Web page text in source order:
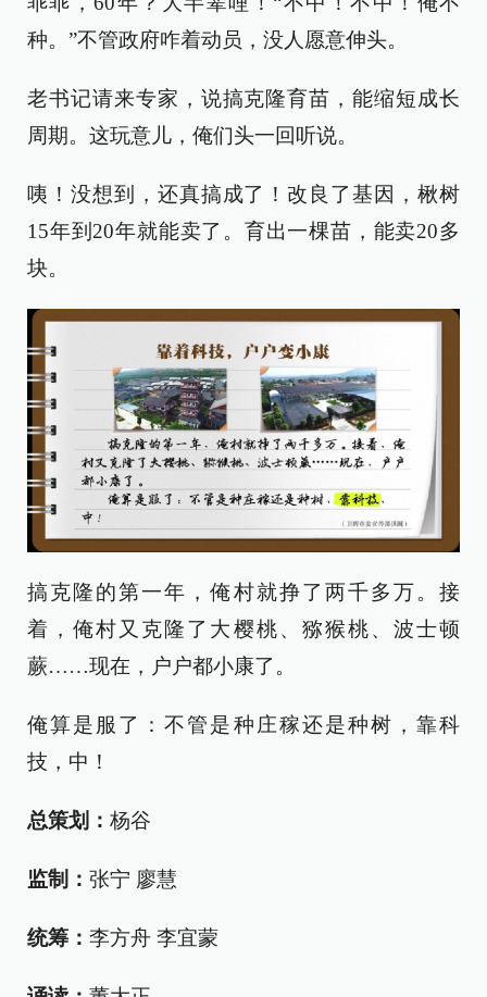
种。”不管政府咋着动员，没人愿意伸头。
老书记请来专家，说搞克隆育苗，能缩短成长
周期。这玩意儿，俺们头一回听说。
咦！没想到，还真搞成了！改良了基因，楸树
15年到20年就能卖了。育出一棵苗，能卖20多
块。
搞克隆的第一年，俺村就挣了两千多万。接
着，俺村又克隆了大樱桃、猕猴桃、波士顿
蕨……现在，户户都小康了。
俺算是服了：不管是种庄稼还是种树，靠科
技，中！
总策划： 杨谷
监制： 张宁 廖慧
统筹： 李方舟 李宜蒙